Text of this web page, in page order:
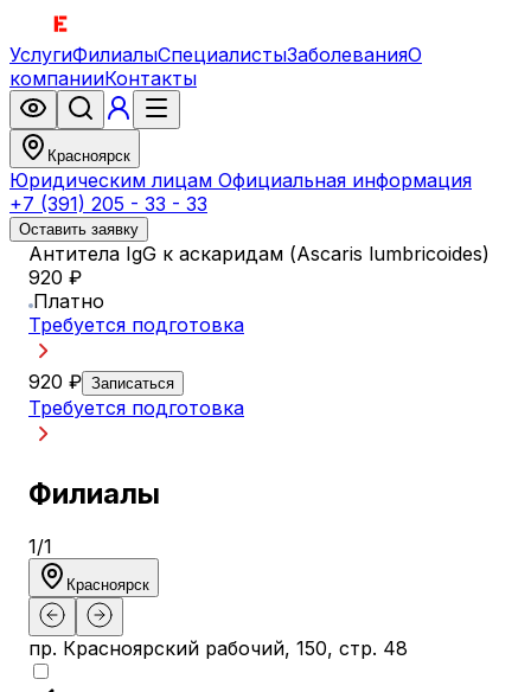
УслугиФилиалыСпециалистыЗаболеванияО
компанииКонтакты
Красноярск
Юридическим лицам Официальная информация
+7 (391) 205 - 33 - 33
Оставить заявку
Антитела IgG к аскаридам (Ascaris lumbricoides)
920 ₽
Платно
Требуется подготовка
920 ₽ Записаться
Требуется подготовка
Филиалы
1/1
Красноярск
пр. Красноярский рабочий, 150, стр. 48